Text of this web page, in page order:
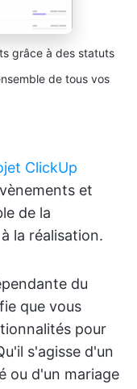
grâce à des statuts
de tous vos
ClickUp
et
de la
la réalisation.
du
que vous
pour
s'agisse d'un
ou d'un mariage